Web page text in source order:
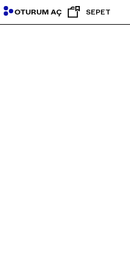
OTURUM AÇ SEPET